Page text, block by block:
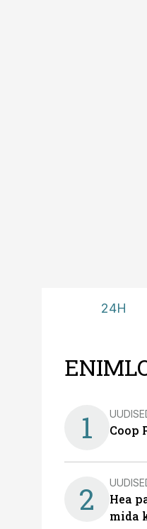
24H
1 Coop
2
Hea
mida